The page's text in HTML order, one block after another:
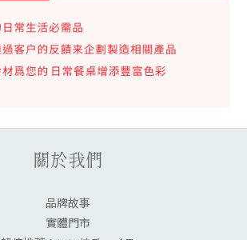
關於我們
品牌故事
實體門市